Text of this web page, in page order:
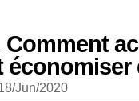
Jun/2020